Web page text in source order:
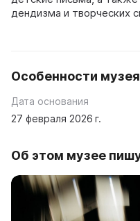
дендизма и творческих
Особенности музея
Дата основания
27 февраля 2026 г.
Об этом музее